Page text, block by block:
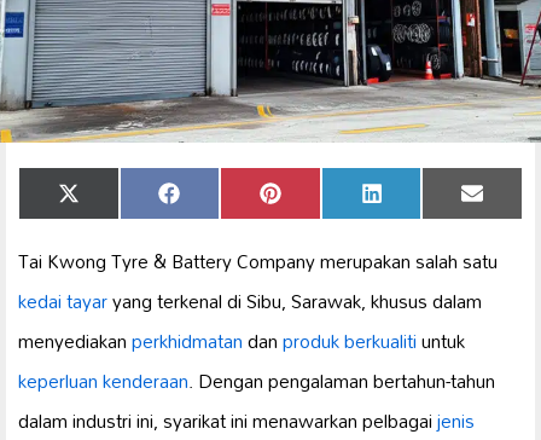
Share
on
X
(Twitter)
Share
on
Facebook Share
on
Pinterest Share
on
LinkedIn Share
on
Email
Tai Kwong Tyre & Battery Company merupakan salah satu
kedai tayaryang terkenal di Sibu, Sarawak, khusus dalam
menyediakanperkhidmatandanproduk berkualitiuntuk
keperluan kenderaan. Dengan pengalaman bertahun-tahun
dalam industri ini, syarikat ini menawarkan pelbagaijenis